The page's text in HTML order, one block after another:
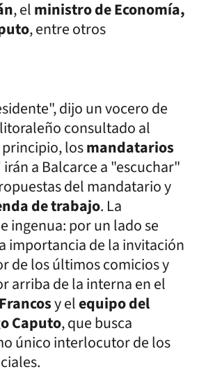
, elministro de Economía,
, entre otros
dijo un vocero de
consultado al
losmandatarios
irán a Balcarce a "escuchar"
del mandatario y
de trabajo. La
ingenua: por un lado se
importancia de la invitación
de los últimos comicios y
arriba de la interna en el
Francosy elequipo del
Caputo, que busca
único interlocutor de los